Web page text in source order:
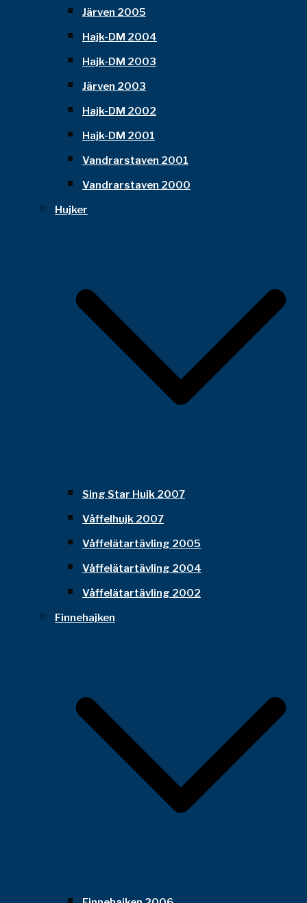
Järven 2005
Hajk-DM 2004
Hajk-DM 2003
Järven 2003
Hajk-DM 2002
Hajk-DM 2001
Vandrarstaven 2001
Vandrarstaven 2000
Hujker
Sing Star Hujk 2007
Våffelhujk 2007
Våffelätartävling 2005
Våffelätartävling 2004
Våffelätartävling 2002
Finnehajken